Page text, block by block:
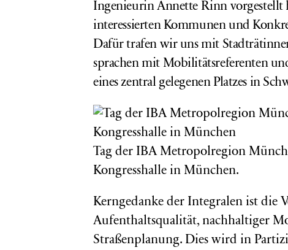
Ingenieurin Annette Rinn vorgestellt
interessierten Kommunen und
Dafür trafen wir uns mit
sprachen mit Mobilitätsreferenten
eines zentral gelegenen Platzes in
Tag der IBA Metropolregion
Kongresshalle in München.
Kerngedanke der Integralen ist die
Aufenthaltsqualität, nachhaltiger
Straßenplanung. Dies wird in